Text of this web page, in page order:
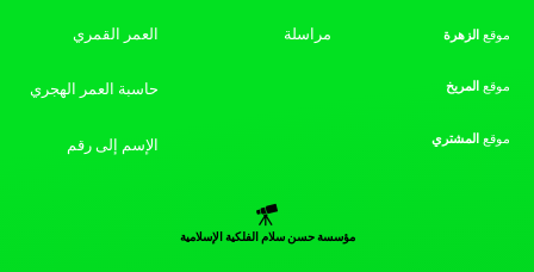
موقع الزهرة
موقع المريخ
موقع المشتري
مراسلة العمر القمري
حاسبة العمر الهجري
الإسم إلى رقم
مؤسسة حسن سلام الفلكية الإسلامية